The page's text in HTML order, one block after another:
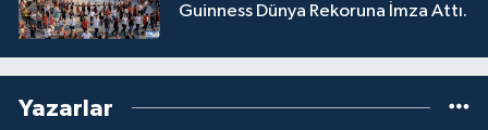
Guinness Dünya Rekoruna İmza Attı.
Yazarlar